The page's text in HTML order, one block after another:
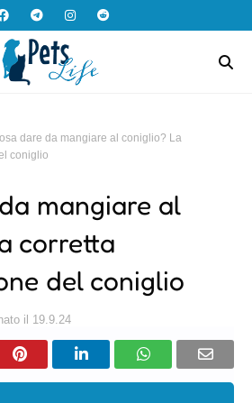
dare da mangiare al coniglio? La
coniglio
mangiare al
corretta
del coniglio
il 19.9.24